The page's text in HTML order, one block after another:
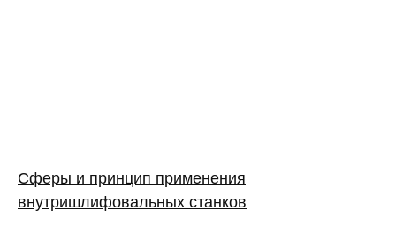
Сферы и принцип применения
внутришлифовальных станков